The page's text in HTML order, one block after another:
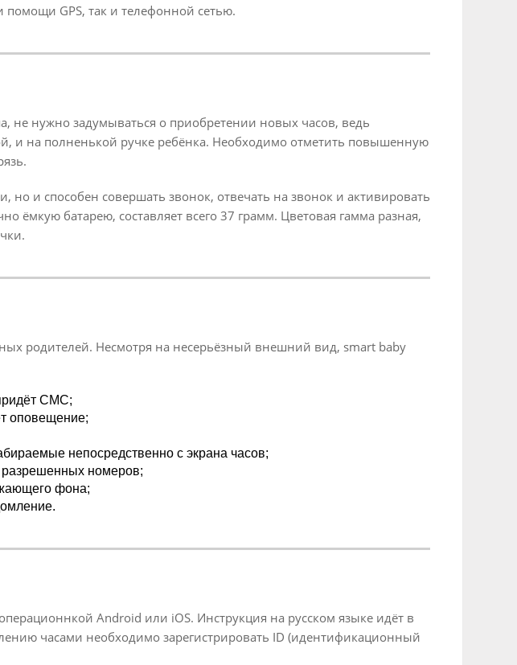
помощи GPS, так и телефонной сетью.
не нужно задумываться о приобретении новых часов, ведь
и на полненькой ручке ребёнка. Необходимо отметить повышенную
и способен совершать звонок, отвечать на звонок и активировать
ёмкую батарею, составляет всего 37 грамм. Цветовая гамма разная,
родителей. Несмотря на несерьёзный внешний вид, smart baby
СМС;
оповещение;
непосредственно с экрана часов;
номеров;
фона;
Android или iOS. Инструкция на русском языке идёт в
часами необходимо зарегистрировать ID (идентификационный